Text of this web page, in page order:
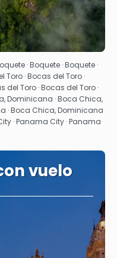
· Boquete · Boquete ·
Toro · Bocas del Toro ·
del Toro · Bocas del Toro ·
Dominicana · Boca Chica,
· Boca Chica, Dominicana
· Panama City · Panama
vuelo